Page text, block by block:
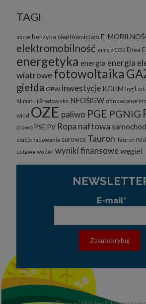
TAGI
akcje benzyna ciepłownictwo E-
elektromobilność emisja CO2 Enea
energetyka energia energia
wiatrowefotowoltaika
giełda GPW inwestycje KGHM lng
Klimatu i Środowiska NFOŚiGW odnawialne
wind OZE paliwo PGE PGNiG
prawo PSE PV Ropa naftowa
stacje ładowania surowce Tauron Tauron
ustawa wodór wyniki finansowewęgiel
E-mail*